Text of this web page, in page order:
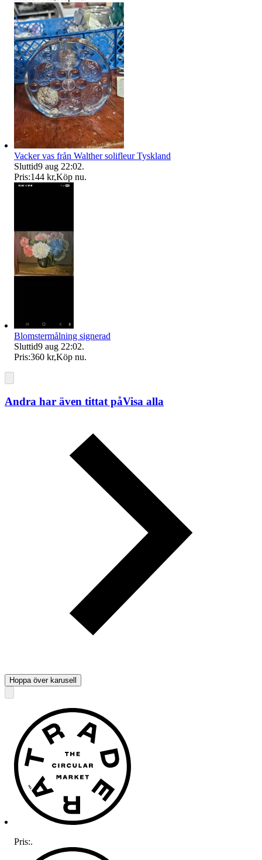
Vacker vas från Walther solifleur Tyskland
Sluttid9 aug 22:02.
Pris:144 kr,Köp nu.
Blomstermålning signerad
Sluttid9 aug 22:02.
Pris:360 kr,Köp nu.
Andra har även tittat påVisa alla
Hoppa över karusell
Pris:.